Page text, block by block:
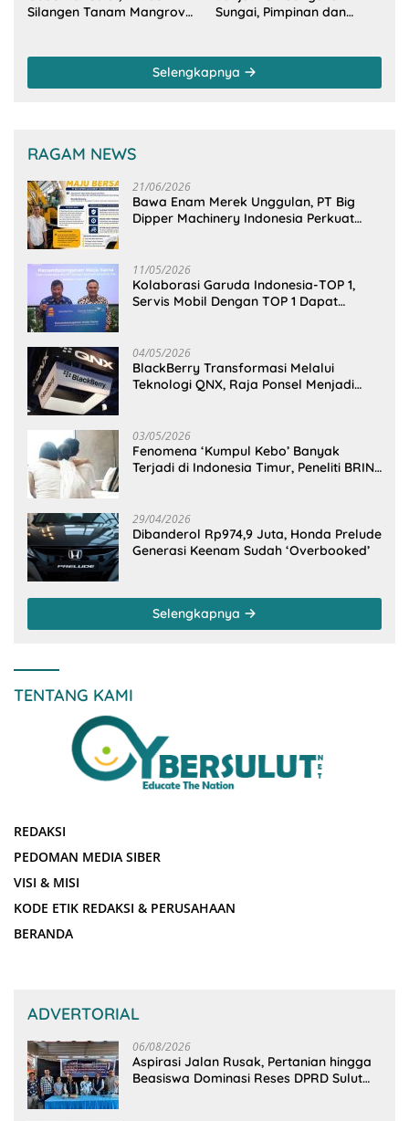
Silangen Tanam Mangrove
Sungai, Pimpinan dan
Kementerian PU-RI
Selengkapnya
RAGAM NEWS
21/06/2026
Bawa Enam Merek Unggulan, PT Big
Dipper Machinery Indonesia Perkuat
11/05/2026
Kolaborasi Garuda Indonesia-TOP 1,
Servis Mobil Dengan TOP 1 Dapat
04/05/2026
BlackBerry Transformasi Melalui
Teknologi QNX, Raja Ponsel Menjadi
03/05/2026
Fenomena ‘Kumpul Kebo’ Banyak
Terjadi di Indonesia Timur, Peneliti BRIN
29/04/2026
Dibanderol Rp974,9 Juta, Honda Prelude
Generasi Keenam Sudah ‘Overbooked’
Selengkapnya
TENTANG KAMI
REDAKSI
PEDOMAN MEDIA SIBER
VISI & MISI
KODE ETIK REDAKSI & PERUSAHAAN
BERANDA
ADVERTORIAL
06/08/2026
Aspirasi Jalan Rusak, Pertanian hingga
Beasiswa Dominasi Reses DPRD Sulut